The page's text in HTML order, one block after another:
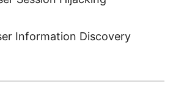
Information Discovery